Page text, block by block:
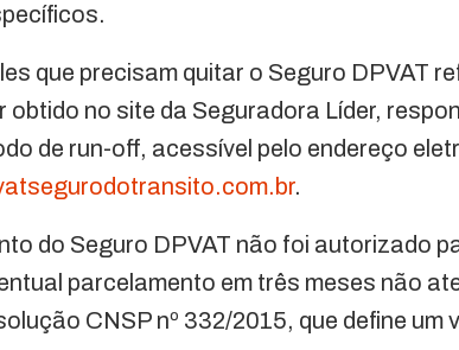
que precisam quitar o Seguro DPVAT
obtido no site da Seguradora Líder,
de run-off, acessível pelo endereço
.
do Seguro DPVAT não foi autorizado
parcelamento em três meses não
CNSP nº 332/2015, que define um